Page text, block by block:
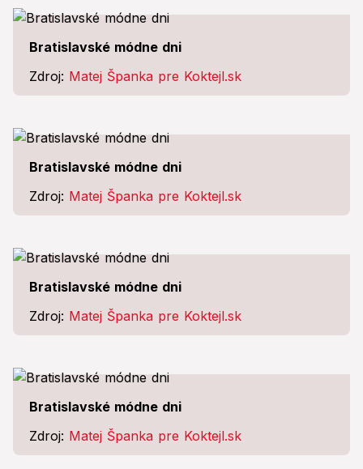
Bratislavské módne dni
Zdroj: Matej Španka pre Koktejl.sk
Bratislavské módne dni
Zdroj: Matej Španka pre Koktejl.sk
Bratislavské módne dni
Zdroj: Matej Španka pre Koktejl.sk
Bratislavské módne dni
Zdroj: Matej Španka pre Koktejl.sk